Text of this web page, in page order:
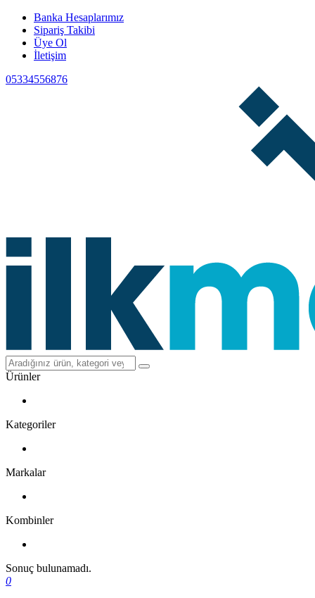
Banka Hesaplarımız
Sipariş Takibi
Üye Ol
İletişim
05334556876
Ürünler
Kategoriler
Markalar
Kombinler
Sonuç bulunamadı.
0